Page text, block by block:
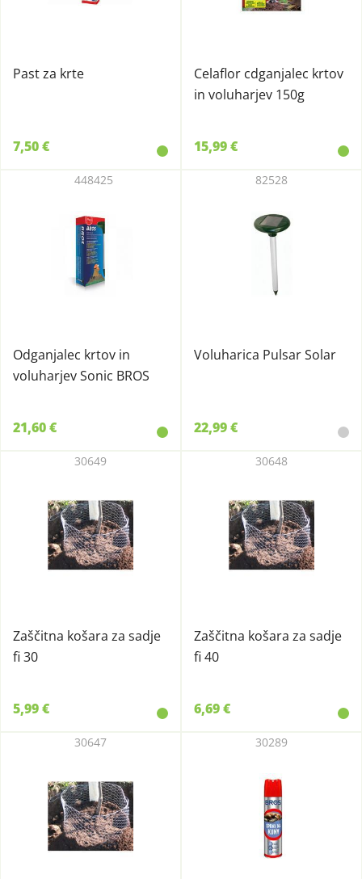
Past za krte
7,50 €
Celaflor cdganjalec krtov
in voluharjev 150g
15,99 €
Odganjalec krtov in
voluharjev Sonic BROS
448425
21,60 €
Voluharica Pulsar Solar
82528
22,99 €
Zaščitna košara za sadje
fi 30
30649
5,99 €
Zaščitna košara za sadje
fi 40
30648
6,69 €
30647 30289